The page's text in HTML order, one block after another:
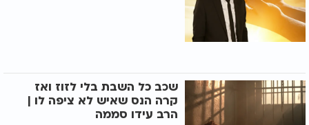
שכב כל השבת בלי לזוז ואז
קרה הנס שאיש לא ציפה לו |
הרב עידו סממה